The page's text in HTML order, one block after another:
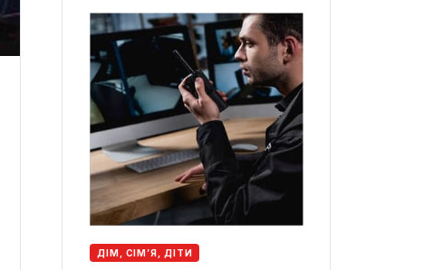
ДІМ, СІМ’Я, ДІТИ